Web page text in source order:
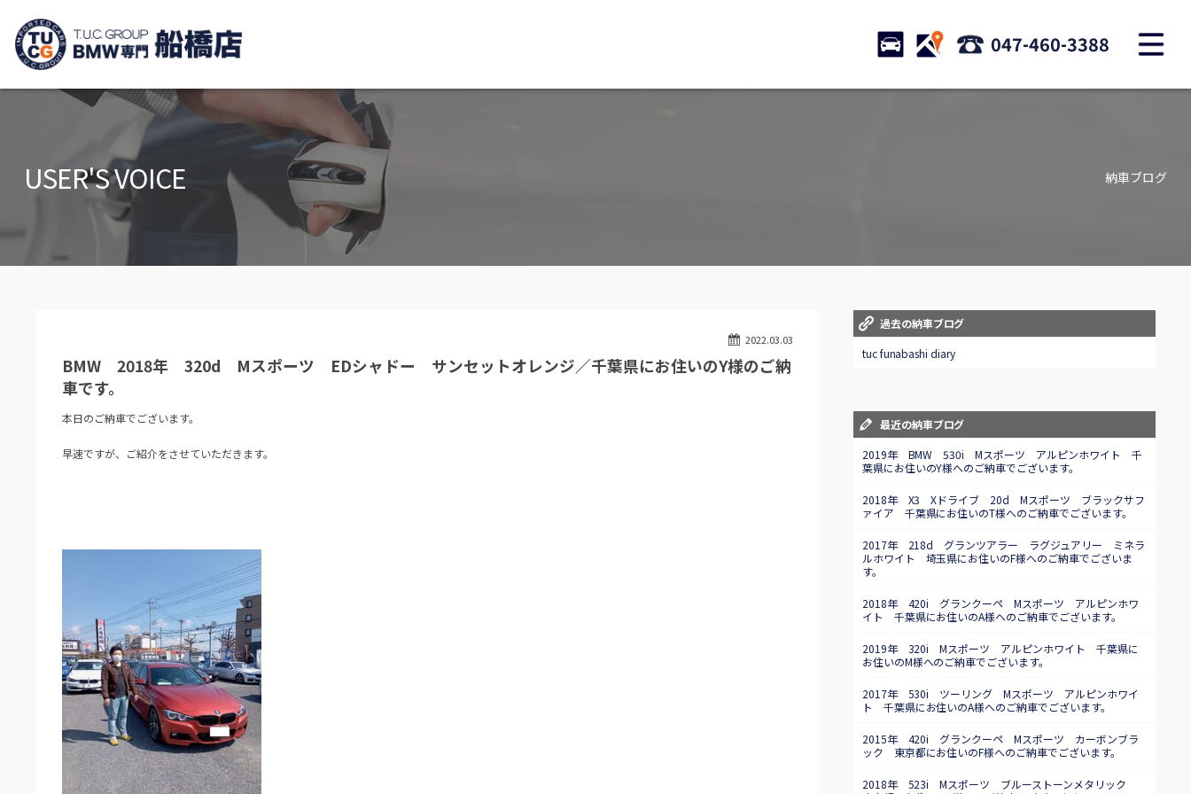
STOCK ACCESS 047-460-3388
在庫リスト
Stock list
保証＆サービス
Warranty and Serivce
アクセスマップ
Special service
オーダーサービス
スタッフblog
Staff blog
会社概要
Company
USER'S VOICE 納車ブログ
2022.03.03
BMW 2018年 320d Mスポーツ EDシャドー サンセットオレンジ／千葉県にお住いのY様のご納
車です。
本日のご納車でございます。
早速ですが、ご紹介をさせていただきます。
過去の納車ブログ
tuc funabashi diary
最近の納車ブログ
2019年 BMW 530i Mスポーツ アルピンホワイト 千
葉県にお住いのY様へのご納車でございます。
2018年 X3 Xドライブ 20d Mスポーツ ブラックサフ
ァイア 千葉県にお住いのT様へのご納車でございます。
2017年 218d グランツアラー ラグジュアリー ミネラ
ルホワイト 埼玉県にお住いのF様へのご納車でございま
す。
2018年 420i グランクーペ Mスポーツ アルピンホワ
イト 千葉県にお住いのA様へのご納車でございます。
2019年 320i Mスポーツ アルピンホワイト 千葉県に
お住いのM様へのご納車でございます。
2017年 530i ツーリング Mスポーツ アルピンホワイ
ト 千葉県にお住いのA様へのご納車でございます。
2015年 420i グランクーペ Mスポーツ カーボンブラ
ック 東京都にお住いのF様へのご納車でございます。
2018年 523i Mスポーツ ブルーストーンメタリック